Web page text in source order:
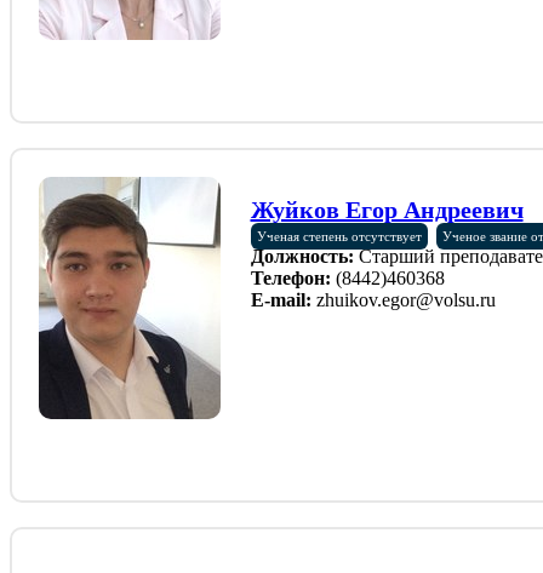
Жуйков Егор Андреевич
Ученая степень отсутствует Ученое звание
Должность:Старший
Телефон: (8442)460368
E-mail: zhuikov.egor@volsu.ru